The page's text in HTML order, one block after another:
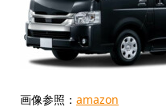
画像参照： amazon